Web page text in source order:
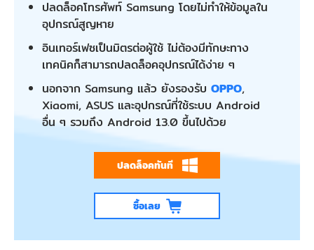
ปลดล็อคโทรศัพท์ Samsung โดยไม่ทำให้ข้อมูลใน
อุปกรณ์สูญหาย
อินเทอร์เฟซเป็นมิตรต่อผู้ใช้ ไม่ต้องมีทักษะทาง
เทคนิคก็สามารถปลดล็อคอุปกรณ์ได้ง่าย ๆ
นอกจาก Samsung แล้ว ยังรองรับ OPPO,
Xiaomi, ASUS และอุปกรณ์ที่ใช้ระบบ Android
อื่น ๆ รวมถึง Android 13.0 ขึ้นไปด้วย
ปลดล็อคทันที
ซื้อเลย